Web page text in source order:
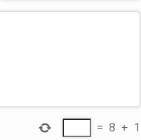
1
+
8
=